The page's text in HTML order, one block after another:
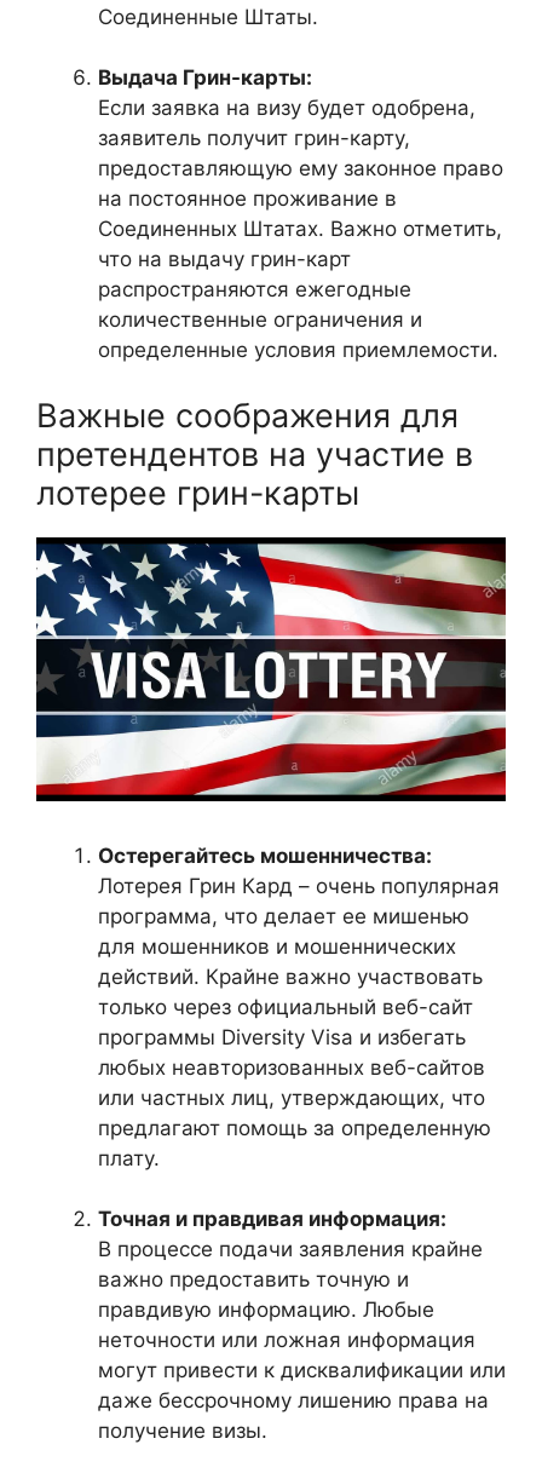
Соединенные Штаты.
Выдача Грин-карты:
Если заявка на визу будет одобрена,
заявитель получит грин-карту,
предоставляющую ему законное право
на постоянное проживание в
Соединенных Штатах. Важно отметить,
что на выдачу грин-карт
распространяются ежегодные
количественные ограничения и
определенные условия приемлемости.
Важные соображения для
претендентов на участие в
лотерее грин-карты
Остерегайтесь мошенничества:
Лотерея Грин Кард – очень популярная
программа, что делает ее мишенью
для мошенников и мошеннических
действий. Крайне важно участвовать
только через официальный веб-сайт
программы Diversity Visa и избегать
любых неавторизованных веб-сайтов
или частных лиц, утверждающих, что
предлагают помощь за определенную
плату.
Точная и правдивая информация:
В процессе подачи заявления крайне
важно предоставить точную и
правдивую информацию. Любые
неточности или ложная информация
могут привести к дисквалификации или
даже бессрочному лишению права на
получение визы.